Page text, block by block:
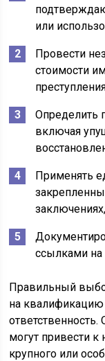
или
Провести
стоимости
Определить
включая
Применять
ссылками на
Правильный
на
могут привести
крупного или